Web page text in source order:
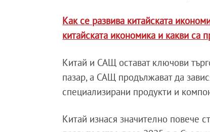
Как се развива китайската
китайската икономика и какви са
Китай и САЩ остават ключови
пазар, а САЩ продължават да
специализирани продукти и
Китай изнася значително повече